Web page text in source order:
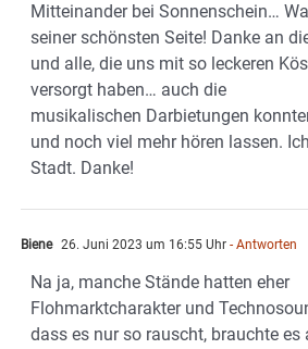
Mitteinander bei Sonnenschein…
seiner schönsten Seite! Danke an
und alle, die uns mit so leckeren
versorgt haben… auch die
musikalischen Darbietungen
und noch viel mehr hören lassen.
Stadt. Danke!
Biene 26. Juni 2023 um 16:55 Uhr - Antworten
Na ja, manche Stände hatten eher
Flohmarktcharakter und
dass es nur so rauscht, brauchte es